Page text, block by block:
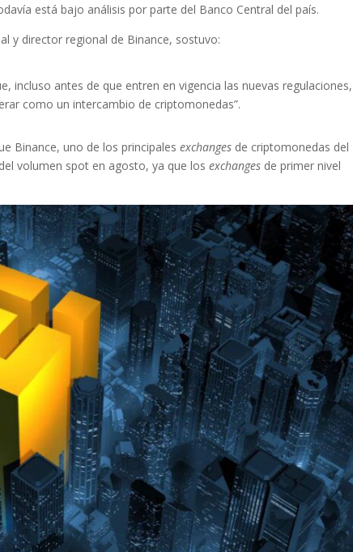
está bajo análisis por parte del Banco Central del país.
y director regional de Binance, sostuvo:
incluso antes de que entren en vigencia las nuevas regulaciones,
como un intercambio de criptomonedas”.
Binance, uno de los principalesexchanges de criptomonedas del
volumen spot en agosto, ya que losexchanges de primer nivel